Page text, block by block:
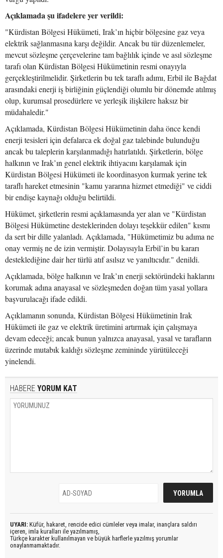
Açıklamada şu ifadelere yer verildi:
"Kürdistan Bölgesi Hükümeti, Irak’ın hiçbir bölgesine gaz veya
elektrik sağlanmasına karşı değildir. Ancak bu tür düzenlemeler,
mevcut sözleşme çerçevelerine tam bağlılık içinde ve asıl sözleşme
tarafı olan Kürdistan Bölgesi Hükümetinin resmi onayıyla
gerçekleştirilmelidir. Şirketlerin bu tek taraflı adımı, Erbil ile Bağdat
arasındaki enerji iş birliğinin güçlendiği olumlu bir dönemde atılmış
olup, kurumsal prosedürlere ve yerleşik ilişkilere haksız bir
müdahaledir."
Açıklamada, Kürdistan Bölgesi Hükümetinin daha önce kendi
enerji tesisleri için defalarca ek doğal gaz talebinde bulunduğu
ancak bu taleplerin karşılanmadığı hatırlatıldı. Şirketlerin, bölge
halkının ve Irak’ın genel elektrik ihtiyacını karşılamak için
Kürdistan Bölgesi Hükümeti ile koordinasyon kurmak yerine tek
taraflı hareket etmesinin "kamu yararına hizmet etmediği" ve ciddi
bir endişe kaynağı olduğu belirtildi.
Hükümet, şirketlerin resmi açıklamasında yer alan ve "Kürdistan
Bölgesi Hükümetine desteklerinden dolayı teşekkür edilen" kısmı
da sert bir dille yalanladı. Açıklamada, "Hükümetimiz bu adıma ne
onay vermiş ne de izin vermiştir. Dolayısıyla Erbil’in bu kararı
desteklediğine dair her türlü atıf asılsız ve yanıltıcıdır." denildi.
Açıklamada, bölge halkının ve Irak’ın enerji sektöründeki haklarını
korumak adına anayasal ve sözleşmeden doğan tüm yasal yollara
başvurulacağı ifade edildi.
Açıklamanın sonunda, Kürdistan Bölgesi Hükümetinin Irak
Hükümeti ile gaz ve elektrik üretimini artırmak için çalışmaya
devam edeceği; ancak bunun yalnızca anayasal, yasal ve tarafların
üzerinde mutabık kaldığı sözleşme zemininde yürütüleceği
yinelendi.
HABERE YORUM KAT
UYARI: Küfür, hakaret, rencide edici cümleler veya imalar, inançlara saldırı
içeren, imla kuralları ile yazılmamış,
Türkçe karakter kullanılmayan ve büyük harflerle yazılmış yorumlar
onaylanmamaktadır.